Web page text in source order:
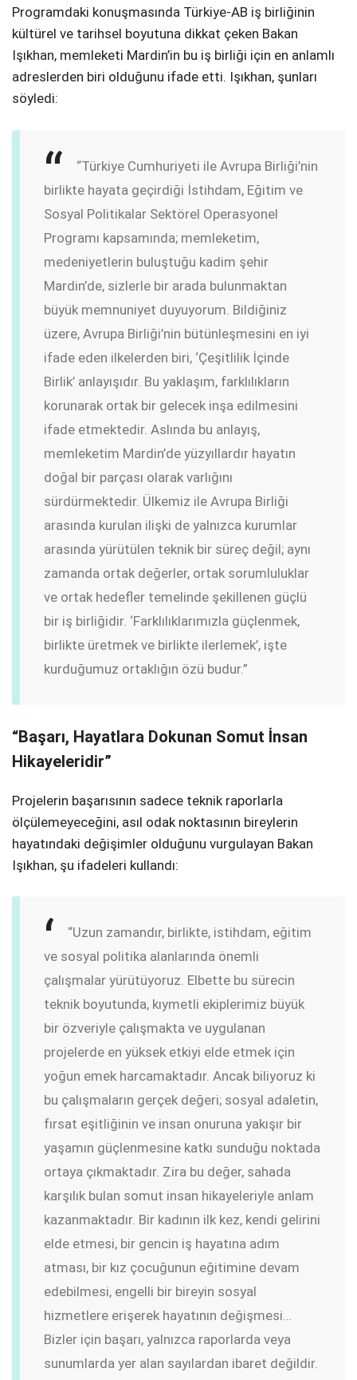
Programdaki konuşmasında Türkiye-AB iş birliğinin
kültürel ve tarihsel boyutuna dikkat çeken Bakan
Işıkhan, memleketi Mardin’in bu iş birliği için en anlamlı
adreslerden biri olduğunu ifade etti. Işıkhan, şunları
söyledi:
“Türkiye Cumhuriyeti ile Avrupa Birliği’nin
birlikte hayata geçirdiği İstihdam, Eğitim ve
Sosyal Politikalar Sektörel Operasyonel
Programı kapsamında; memleketim,
medeniyetlerin buluştuğu kadim şehir
Mardin’de, sizlerle bir arada bulunmaktan
büyük memnuniyet duyuyorum. Bildiğiniz
üzere, Avrupa Birliği’nin bütünleşmesini en iyi
ifade eden ilkelerden biri, ‘Çeşitlilik İçinde
Birlik’ anlayışıdır. Bu yaklaşım, farklılıkların
korunarak ortak bir gelecek inşa edilmesini
ifade etmektedir. Aslında bu anlayış,
memleketim Mardin’de yüzyıllardır hayatın
doğal bir parçası olarak varlığını
sürdürmektedir. Ülkemiz ile Avrupa Birliği
arasında kurulan ilişki de yalnızca kurumlar
arasında yürütülen teknik bir süreç değil; aynı
zamanda ortak değerler, ortak sorumluluklar
ve ortak hedefler temelinde şekillenen güçlü
bir iş birliğidir. ‘Farklılıklarımızla güçlenmek,
birlikte üretmek ve birlikte ilerlemek’, işte
kurduğumuz ortaklığın özü budur.”
“Başarı, Hayatlara Dokunan Somut İnsan
Hikayeleridir”
Projelerin başarısının sadece teknik raporlarla
ölçülemeyeceğini, asıl odak noktasının bireylerin
hayatındaki değişimler olduğunu vurgulayan Bakan
Işıkhan, şu ifadeleri kullandı:
“Uzun zamandır, birlikte, istihdam, eğitim
ve sosyal politika alanlarında önemli
çalışmalar yürütüyoruz. Elbette bu sürecin
teknik boyutunda, kıymetli ekiplerimiz büyük
bir özveriyle çalışmakta ve uygulanan
projelerde en yüksek etkiyi elde etmek için
yoğun emek harcamaktadır. Ancak biliyoruz ki
bu çalışmaların gerçek değeri; sosyal adaletin,
fırsat eşitliğinin ve insan onuruna yakışır bir
yaşamın güçlenmesine katkı sunduğu noktada
ortaya çıkmaktadır. Zira bu değer, sahada
karşılık bulan somut insan hikayeleriyle anlam
kazanmaktadır. Bir kadının ilk kez, kendi gelirini
elde etmesi, bir gencin iş hayatına adım
atması, bir kız çocuğunun eğitimine devam
edebilmesi, engelli bir bireyin sosyal
hizmetlere erişerek hayatının değişmesi…
Bizler için başarı, yalnızca raporlarda veya
sunumlarda yer alan sayılardan ibaret değildir.